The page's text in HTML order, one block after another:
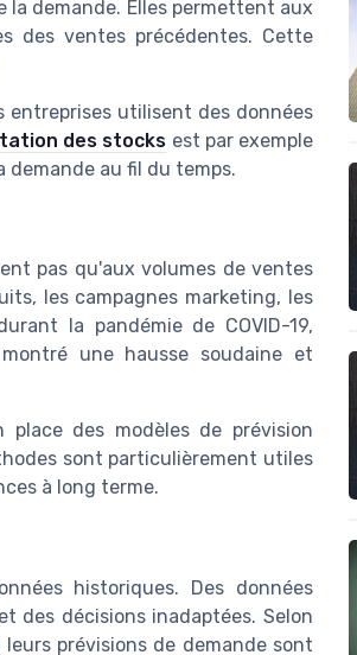
demande. Elles permettent aux
des ventes précédentes. Cette
entreprises utilisent des données
des stocks est par exemple
au fil du temps.
pas qu'aux volumes de ventes
les campagnes marketing, les
la pandémie de COVID-19,
une hausse soudaine et
des modèles de prévision
sont particulièrement utiles
à long terme.
historiques. Des données
des décisions inadaptées. Selon
prévisions de demande sont